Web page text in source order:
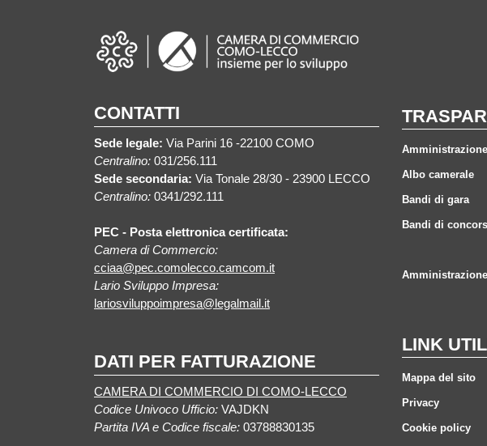
CONTATTI
Sede legale: Via Parini 16 -22100 COMO
Centralino: 031/256.111
Sede secondaria: Via Tonale 28/30 - 23900 LECCO
Centralino: 0341/292.111
PEC - Posta elettronica certificata:
Camera di Commercio:
cciaa@pec.comolecco.camcom.it
Lario Sviluppo Impresa:
lariosviluppoimpresa@legalmail.it
DATI PER FATTURAZIONE
CAMERA DI COMMERCIO DI COMO-LECCO
Codice Univoco Ufficio: VAJDKN
Partita IVA e Codice fiscale: 03788830135
Albo camerale
Bandi di gara
Bandi di
LINK
Mappa del sito
Privacy
Cookie policy